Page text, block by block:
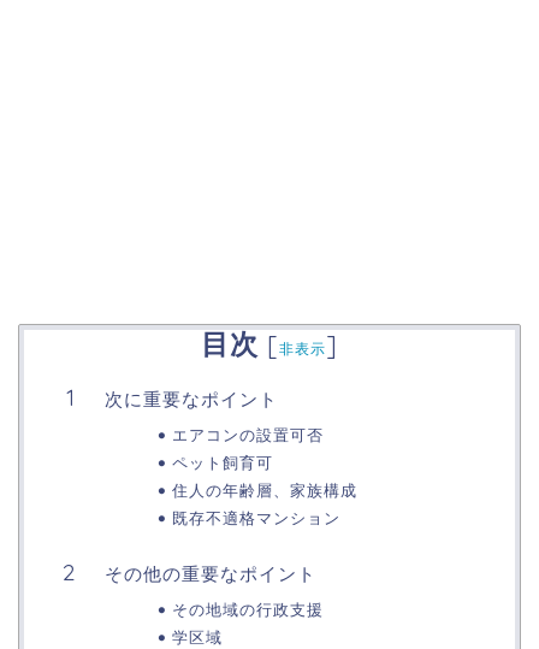
目次 [非表示]
次に重要なポイント
エアコンの設置可否
ペット飼育可
住人の年齢層、家族構成
既存不適格マンション
その他の重要なポイント
その地域の行政支援
学区域